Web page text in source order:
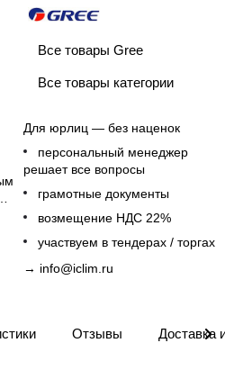
Все товары Gree
Все товары категории
Для юрлиц — без наценок
персональный менеджер
решает все вопросы
грамотные документы
возмещение НДС 22%
участвуем в тендерах / торгах
→ info@iclim.ru
Отзывы Доставка